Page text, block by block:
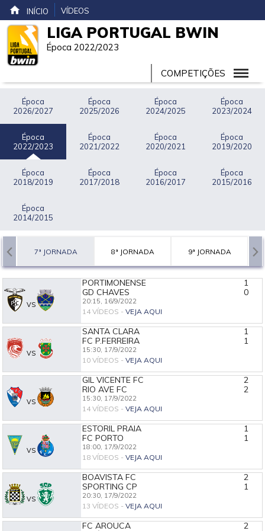
INÍCIO VÍDEOS
LIGA PORTUGAL BWIN
Época 2022/2023
COMPETIÇÕES
Época
2026/2027
Época
2025/2026
Época
2024/2025
Época
2023/2024
Época
2022/2023
Época
2021/2022
Época
2020/2021
Época
2019/2020
Época
2018/2019
Época
2017/2018
Época
2016/2017
Época
2015/2016
Época
2014/2015
7ª JORNADA 8ª JORNADA 9ª JORNADA
VS
PORTIMONENSE
1
GD CHAVES
0
20:15, 16/9/2022
14 VÍDEOS - VEJA AQUI
VS
SANTA CLARA
1
FC P.FERREIRA
1
15:30, 17/9/2022
10 VÍDEOS - VEJA AQUI
VS
GIL VICENTE FC
2
RIO AVE FC
2
15:30, 17/9/2022
14 VÍDEOS - VEJA AQUI
VS
ESTORIL PRAIA
1
FC PORTO
1
18:00, 17/9/2022
18 VÍDEOS - VEJA AQUI
VS
BOAVISTA FC
2
SPORTING CP
1
20:30, 17/9/2022
13 VÍDEOS - VEJA AQUI
FC AROUCA
2